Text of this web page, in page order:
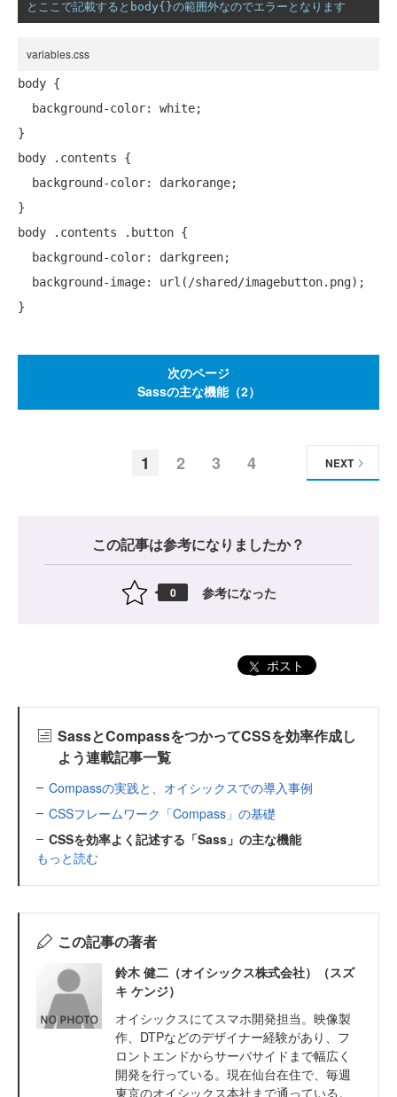
とここで記載するとbody{}の範囲外なのでエラーとなります
variables.css
body {
}
body .contents {
}
body .contents .button {
次のページ
Sassの主な機能（2）
1 2 3 4 NEXT
この記事は参考になりましたか？
0 参考になった
ポスト
SassとCompassをつかってCSSを効率作成し
よう連載記事一覧
Compassの実践と、オイシックスでの導入事例
CSSフレームワーク「Compass」の基礎
CSSを効率よく記述する「Sass」の主な機能
もっと読む
この記事の著者
鈴木 健二（オイシックス株式会社）（スズ
キ ケンジ）
オイシックスにてスマホ開発担当。映像製
作、DTPなどのデザイナー経験があり、フ
ロントエンドからサーバサイドまで幅広く
開発を行っている。現在仙台在住で、毎週
東京のオイシックス本社まで通っている。